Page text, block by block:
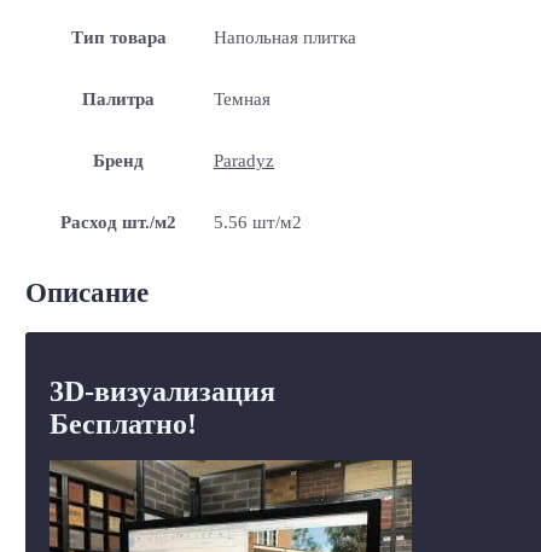
Тип товара Напольная плитка
Палитра Темная
Бренд Paradyz
Расход шт./м2 5.56 шт/м2
Описание
3D-визуализация
Бесплатно!